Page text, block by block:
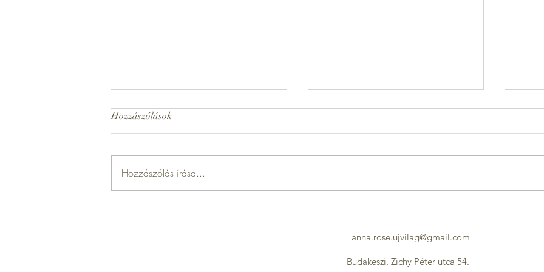
Tükör
Hozzászólások
Hozzászólás írása...
anna.rose.ujvilag@gmail.com
Budakeszi, Zichy Péter utca 54.